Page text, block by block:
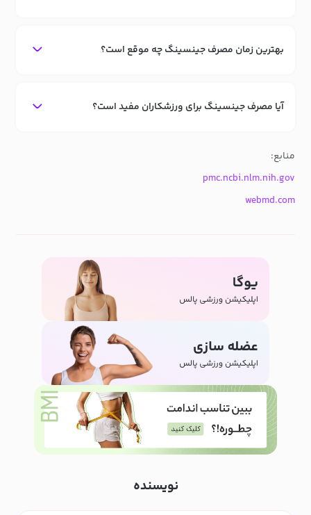
بهترین زمان مصرف جینسینگ چه موقع است؟
آیا مصرف جینسینگ برای ورزشکاران مفید است؟
منابع:
pmc.ncbi.nlm.nih.gov
webmd.com
نویسنده